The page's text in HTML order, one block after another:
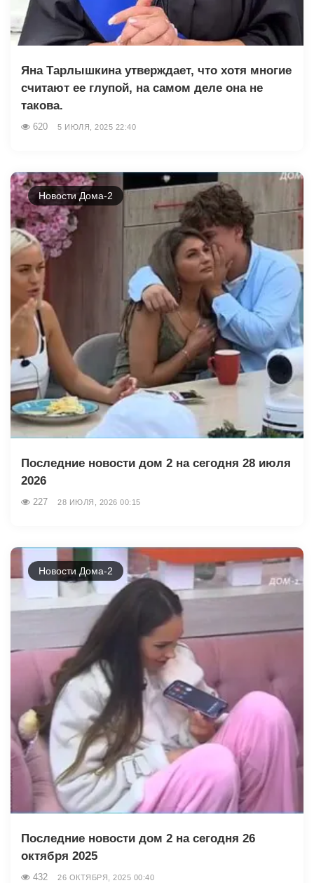
Яна Тарлышкина утверждает, что хотя многие
считают ее глупой, на самом деле она не
такова.
620 5 ИЮЛЯ, 2025 22:40
Новости Дома-2
Последние новости дом 2 на сегодня 28 июля
2026
227 28 ИЮЛЯ, 2026 00:15
Новости Дома-2
Последние новости дом 2 на сегодня 26
октября 2025
432 26 ОКТЯБРЯ, 2025 00:40